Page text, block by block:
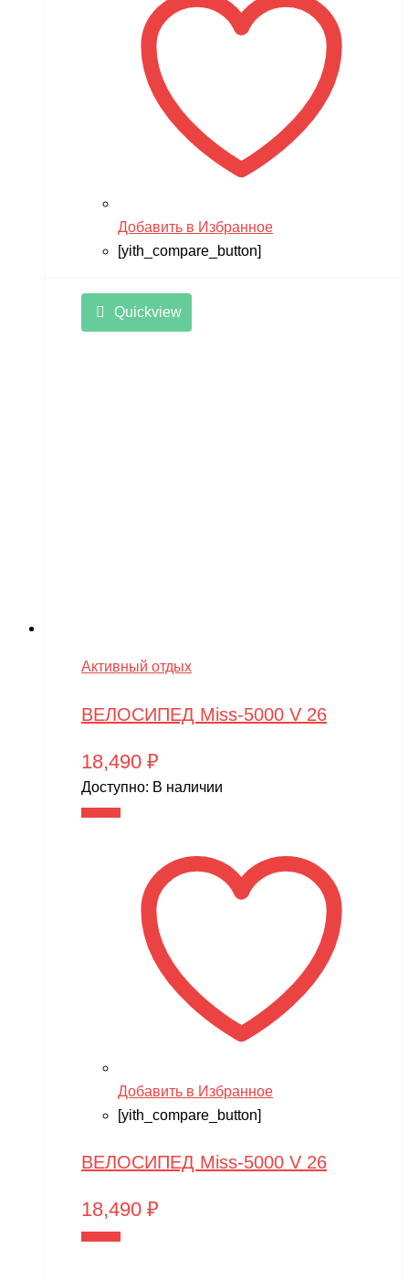
Добавить в Избранное
[yith_compare_button]
Quickview
Активный отдых
ВЕЛОСИПЕД Miss-5000 V 26
18,490 ₽
Доступно: В наличии
Добавить в Избранное
[yith_compare_button]
ВЕЛОСИПЕД Miss-5000 V 26
18,490 ₽